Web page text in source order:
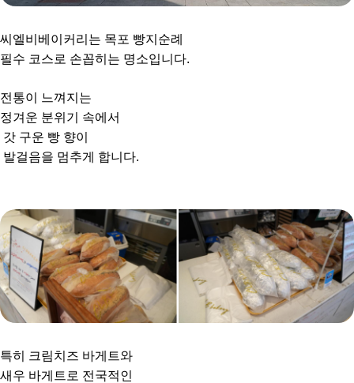
씨엘비베이커리는 목포 빵지순례
필수 코스로 손꼽히는 명소입니다.
전통이 느껴지는
정겨운 분위기 속에서
갓 구운 빵 향이
발걸음을 멈추게 합니다.
특히 크림치즈 바게트와
새우 바게트로 전국적인